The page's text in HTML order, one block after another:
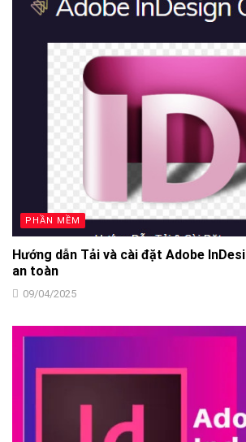
PHẦN MỀM
Hướng dẫn Tải và cài đặt Adobe
an toàn
09/04/2025